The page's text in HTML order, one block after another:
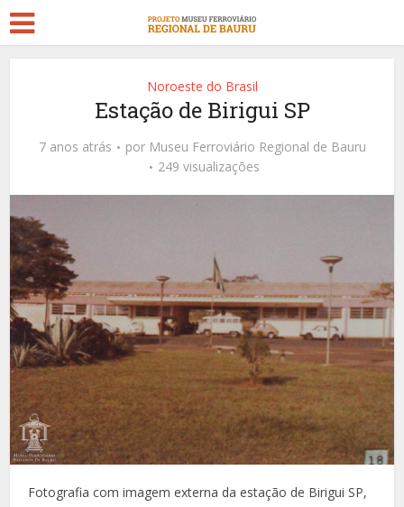
Noroeste do Brasil
Estação de Birigui SP
7 anos atrás por Museu Ferroviário Regional de Bauru
249 visualizações
Fotografia com imagem externa da estação de Birigui SP,